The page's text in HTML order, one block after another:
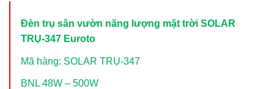
Đèn trụ sân vườn năng lượng mặt trời SOLAR
TRỤ-347 Euroto
Mã hàng: SOLAR TRỤ-347
BNL 48W – 500W